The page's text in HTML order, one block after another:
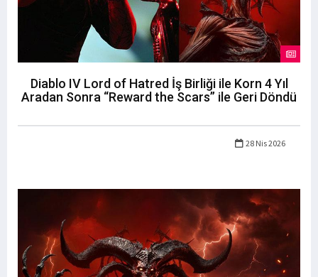
Diablo IV Lord of Hatred İş Birliği ile Korn 4 Yıl
Aradan Sonra “Reward the Scars” ile Geri Döndü
28 Nis 2026